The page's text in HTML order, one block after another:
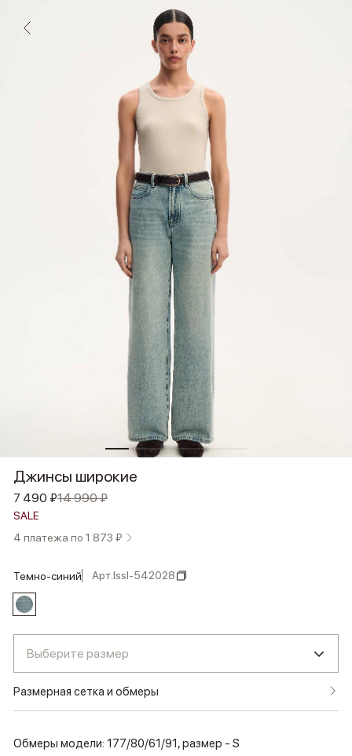
Джинсы широкие
7 490 ₽14 990 ₽
SALE
4 платежа по 1 873 ₽
темно-синий Арт.lssl-542028
Выберите размер
Размерная сетка и обмеры
Обмеры модели: 177/80/61/91, размер - S